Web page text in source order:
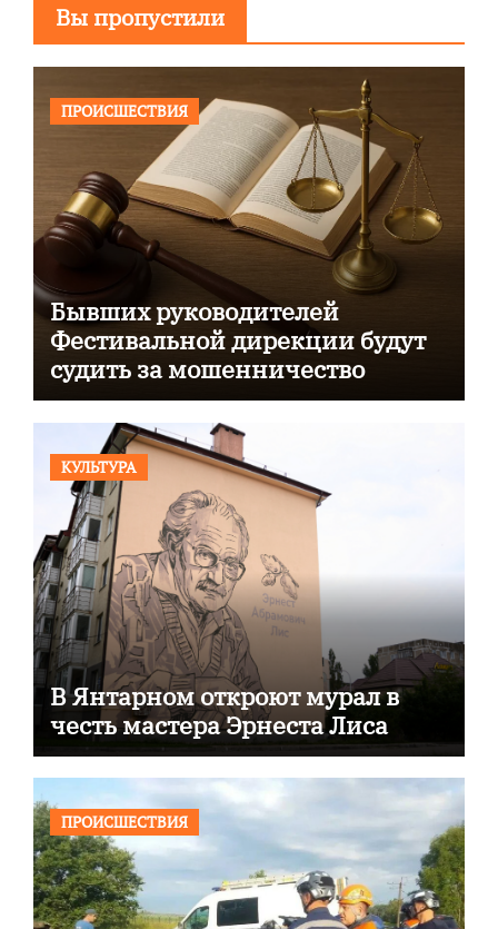
Вы пропустили
ПРОИСШЕСТВИЯ
Бывших руководителей
Фестивальной дирекции будут
судить за мошенничество
КУЛЬТУРА
В Янтарном откроют мурал в
честь мастера Эрнеста Лиса
ПРОИСШЕСТВИЯ